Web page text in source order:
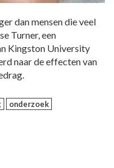
dan mensen die veel
Turner, een
Kingston University
naar de effecten van
onderzoek